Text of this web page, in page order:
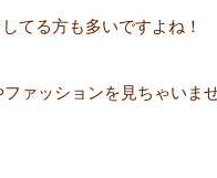
てる方も多いですよね！
ァッションを見ちゃいま